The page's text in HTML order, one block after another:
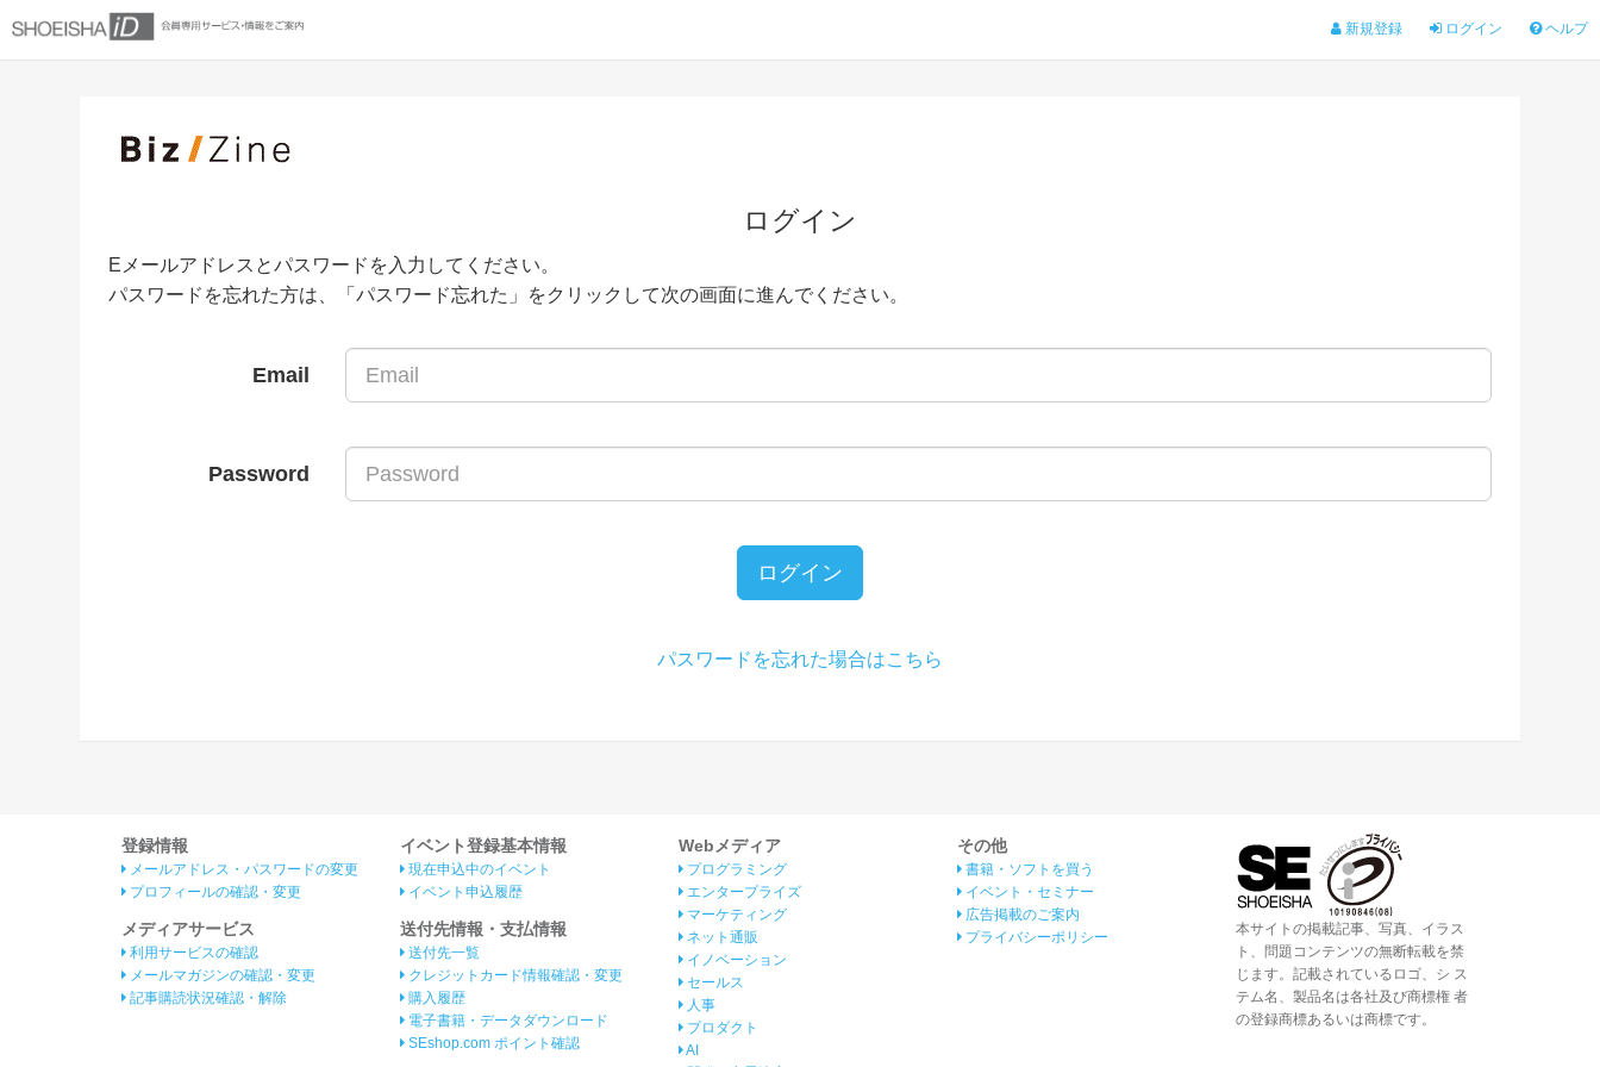
新規登録 ログイン ヘルプ
ログイン
Eメールアドレスとパスワードを入力してください。
パスワードを忘れた方は、「パスワード忘れた」をクリックして次の画面に進んでください。
Email
Password
ログイン
パスワードを忘れた場合はこちら
登録情報
メールアドレス・パスワードの変更
プロフィールの確認・変更
メディアサービス
利用サービスの確認
メールマガジンの確認・変更
記事購読状況確認・解除
イベント登録基本情報
現在申込中のイベント
イベント申込履歴
送付先情報・支払情報
送付先一覧
クレジットカード情報確認・変更
購入履歴
電子書籍・データダウンロード
SEshop.com ポイント確認
Webメディア
プログラミング
エンタープライズ
マーケティング
ネット通販
イノベーション
セールス
人事
プロダクト
AI
その他
書籍・ソフトを買う
イベント・セミナー
広告掲載のご案内
プライバシーポリシー
本サイトの掲載記事、写真、イラス
ト、問題コンテンツの無断転載を禁
じます。記載されているロゴ、シ ス
テム名、製品名は各社及び商標権 者
の登録商標あるいは商標です。